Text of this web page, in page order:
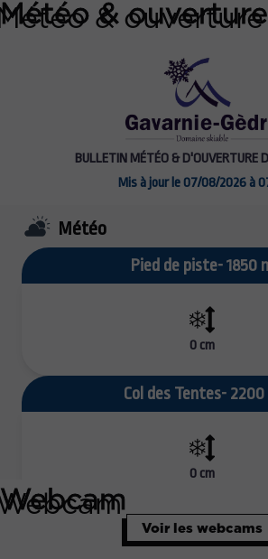
Météo & ouverture
Webcam
Voir les webcams